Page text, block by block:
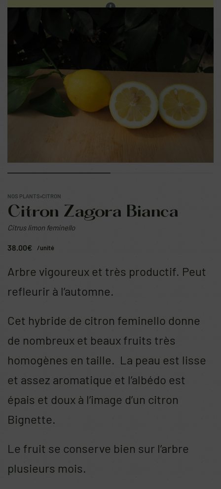
Les ventes sur place continuent. Prochain réassort sur
NOS PLANTS›CITRON
Citron Zagora Bianca
Citrus limon feminello
38.00€ /unité
Arbre vigoureux et très productif. Peut
refleurir à l’automne.
Cet hybride de citron feminello donne
de nombreux et beaux fruits très
homogènes en taille. La peau est lisse
et assez aromatique et l’albédo est
épais et doux à l’image d’un citron
Bignette.
Le fruit se conserve bien sur l’arbre
plusieurs mois.